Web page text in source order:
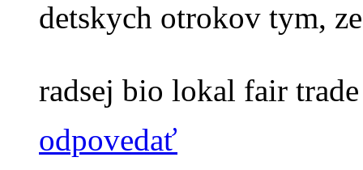
detskych otrokov tym,
radsej bio lokal fair
odpovedať